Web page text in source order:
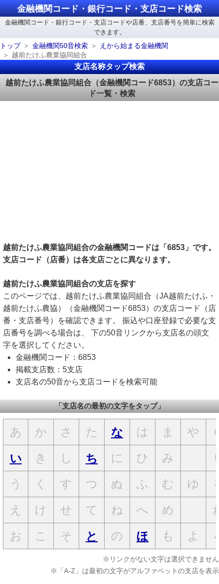
金融機関コード・銀行コード・支店コード検索
金融機関コード・銀行コード・支店コードや店番、支店番号を簡単に検索
できます。
トップ
金融機関50音検索
えから始まる金融機関
越前たけふ農業協同組合
支店名称タップ検索
越前たけふ農業協同組合（金融機関コード6853）の支店コー
ド一覧・検索
越前たけふ農業協同組合の金融機関コードは「6853」です。
支店コード（店番）は各支店ごとに異なります。
越前たけふ農業協同組合の支店を探す
このページでは、越前たけふ農業協同組合（JA越前たけふ・
越前たけふ農協）（金融機関コード6853）の支店コード（店
番・支店番号）を確認できます。 振込や口座登録で必要な支
店番号を調べる場合は、 下の50音リンクから支店名の頭文
字を選択してください。
金融機関コード：6853
掲載支店数：5支店
支店名の50音から支店コードを検索可能
「支店名の最初の文字をタップ」
あ か さ た な は ま や
い
き し ち に ひ み
う
く す つ ぬ ふ む ゆ
え
け せ て ね へ め
お
こ そ と の ほ も よ
※リンクがない文字は選択できません
※「A-Z」は最初の文字がアルファベットの支店を表示